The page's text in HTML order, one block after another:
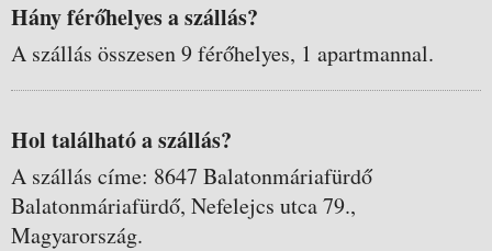
Hány férőhelyes a szállás?
A szállás összesen 9 férőhelyes, 1 apartmannal.
Hol található a szállás?
A szállás címe: 8647 Balatonmáriafürdő
Balatonmáriafürdő, Nefelejcs utca 79.,
Magyarország.